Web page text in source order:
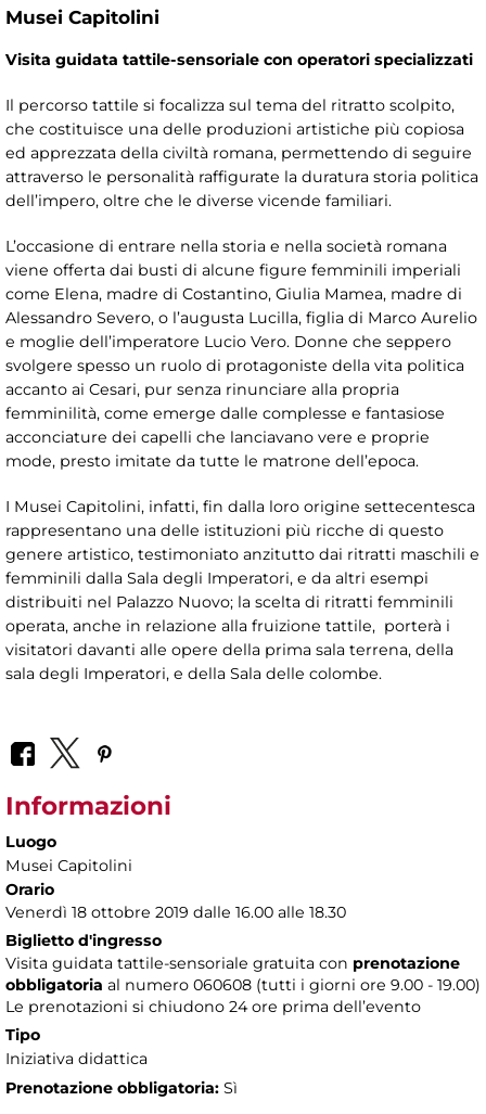
Musei Capitolini
Visita guidata tattile-sensoriale con operatori specializzati
Il percorso tattile si focalizza sul tema del ritratto scolpito,
che costituisce una delle produzioni artistiche più copiosa
ed apprezzata della civiltà romana, permettendo di seguire
attraverso le personalità raffigurate la duratura storia politica
dell’impero, oltre che le diverse vicende familiari.
L’occasione di entrare nella storia e nella società romana
viene offerta dai busti di alcune figure femminili imperiali
come Elena, madre di Costantino, Giulia Mamea, madre di
Alessandro Severo, o l’augusta Lucilla, figlia di Marco Aurelio
e moglie dell’imperatore Lucio Vero. Donne che seppero
svolgere spesso un ruolo di protagoniste della vita politica
accanto ai Cesari, pur senza rinunciare alla propria
femminilità, come emerge dalle complesse e fantasiose
acconciature dei capelli che lanciavano vere e proprie
mode, presto imitate da tutte le matrone dell’epoca.
I Musei Capitolini, infatti, fin dalla loro origine settecentesca
rappresentano una delle istituzioni più ricche di questo
genere artistico, testimoniato anzitutto dai ritratti maschili e
femminili dalla Sala degli Imperatori, e da altri esempi
distribuiti nel Palazzo Nuovo; la scelta di ritratti femminili
operata, anche in relazione alla fruizione tattile, porterà i
visitatori davanti alle opere della prima sala terrena, della
sala degli Imperatori, e della Sala delle colombe.
Informazioni
Luogo
Musei Capitolini
Orario
Venerdì 18 ottobre 2019 dalle 16.00 alle 18.30
Biglietto d'ingresso
Visita guidata tattile-sensoriale gratuita con prenotazione
obbligatoria al numero 060608 (tutti i giorni ore 9.00 - 19.00)
Le prenotazioni si chiudono 24 ore prima dell’evento
Tipo
Iniziativa didattica
Prenotazione obbligatoria: Sì